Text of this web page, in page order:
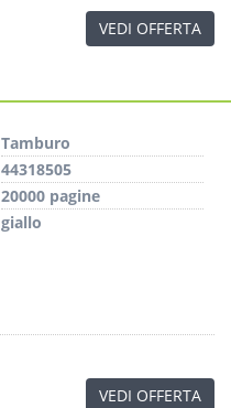
VEDI OFFERTA
Tamburo
44318505
20000 pagine
giallo
VEDI OFFERTA